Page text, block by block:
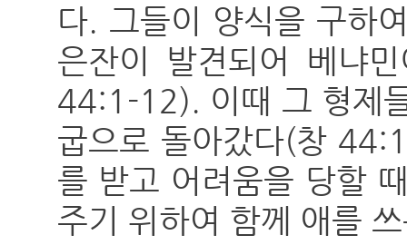
다. 그들이 양식을 구하
은잔이 발견되어 베냐
44:1-12). 이때 그 형제
굽으로 돌아갔다(창
를 받고 어려움을 당할
주기 위하여 함께 애를